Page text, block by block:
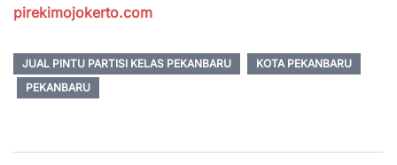
pirekimojokerto.com
JUAL PINTU PARTISI KELAS PEKANBARU
KOTA PEKANBARU
PEKANBARU